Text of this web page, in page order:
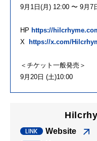
9月1日(月) 12:00 〜 9月7
HP https://
X
https://x.com/
＜チケット一般発売＞
9月20日 (土)10:00
Website